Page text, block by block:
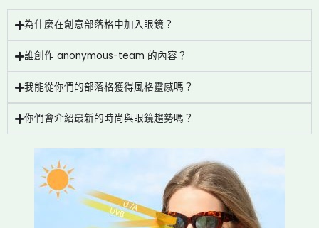
為什麼在創意部落格中加入眼鏡？
誰創作 anonymous-team 的內容？
我能從你們的部落格獲得風格靈感嗎？
你們會介紹最新的時尚與眼鏡趨勢嗎？